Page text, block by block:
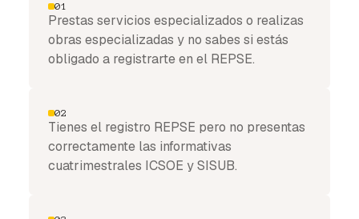
01
Prestas servicios especializados o realizas
obras especializadas y no sabes si estás
obligado a registrarte en el REPSE.
02
Tienes el registro REPSE pero no presentas
correctamente las informativas
cuatrimestrales ICSOE y SISUB.